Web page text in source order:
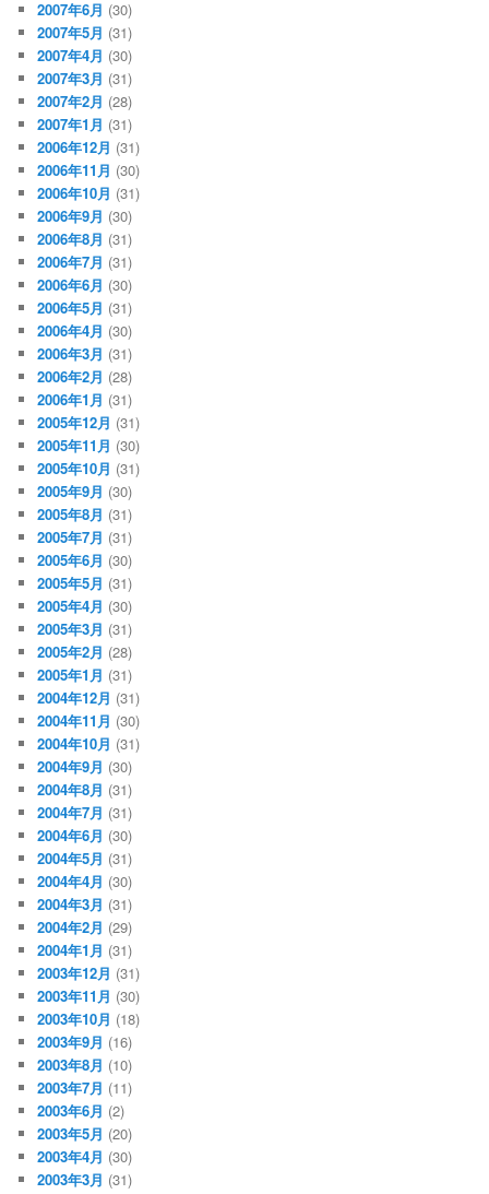
2007年6月 (30)
2007年5月 (31)
2007年4月 (30)
2007年3月 (31)
2007年2月 (28)
2007年1月 (31)
2006年12月 (31)
2006年11月 (30)
2006年10月 (31)
2006年9月 (30)
2006年8月 (31)
2006年7月 (31)
2006年6月 (30)
2006年5月 (31)
2006年4月 (30)
2006年3月 (31)
2006年2月 (28)
2006年1月 (31)
2005年12月 (31)
2005年11月 (30)
2005年10月 (31)
2005年9月 (30)
2005年8月 (31)
2005年7月 (31)
2005年6月 (30)
2005年5月 (31)
2005年4月 (30)
2005年3月 (31)
2005年2月 (28)
2005年1月 (31)
2004年12月 (31)
2004年11月 (30)
2004年10月 (31)
2004年9月 (30)
2004年8月 (31)
2004年7月 (31)
2004年6月 (30)
2004年5月 (31)
2004年4月 (30)
2004年3月 (31)
2004年2月 (29)
2004年1月 (31)
2003年12月 (31)
2003年11月 (30)
2003年10月 (18)
2003年9月 (16)
2003年8月 (10)
2003年7月 (11)
2003年6月 (2)
2003年5月 (20)
2003年4月 (30)
2003年3月 (31)